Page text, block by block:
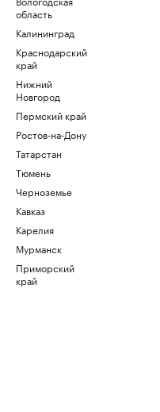
область
Калининград
Краснодарский
край
Нижний
Новгород
Пермский край
Ростов-на-Дону
Татарстан
Тюмень
Черноземье
Кавказ
Карелия
Мурманск
Приморский
край